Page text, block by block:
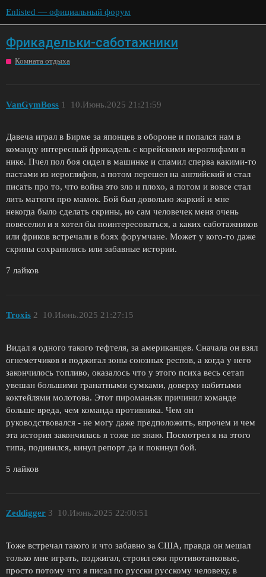
Enlisted — официальный форум
Фрикадельки-саботажники
Комната отдыха
VanGymBoss 10.Июнь.2025 21:21:59
1
Давеча играл в Бирме за японцев в обороне и попался нам в
команду интересный фрикадель с корейскими иероглифами в
нике. Пчел пол боя сидел в машинке и спамил сперва какими-то
пастами из иероглифов, а потом перешел на английский и стал
писать про то, что война это зло и плохо, а потом и вовсе стал
лить матюги про мамок. Бой был довольно жаркий и мне
некогда было сделать скрины, но сам человечек меня очень
повеселил и я хотел бы поинтересоваться, а каких саботажников
или фриков встречали в боях форумчане. Может у кого-то даже
скрины сохранились или забавные истории.
7 лайков
Troxis 10.Июнь.2025 21:27:15
2
Видал я одного такого тефтеля, за американцев. Сначала он взял
огнеметчиков и поджигал зоны союзных респов, а когда у него
закончилось топливо, оказалось что у этого психа весь сетап
увешан большими гранатными сумками, доверху набитыми
коктейлями молотова. Этот пироманьяк причинил команде
больше вреда, чем команда противника. Чем он
руководствовался - не могу даже предположить, впрочем и чем
эта история закончилась я тоже не знаю. Посмотрел я на этого
типа, подивился, кинул репорт да и покинул бой.
5 лайков
Zeddigger 10.Июнь.2025 22:00:51
3
Тоже встречал такого и что забавно за США, правда он мешал
только мне играть, поджигал, строил ежи противотанковые,
просто потому что я писал по русски русскому человеку, в